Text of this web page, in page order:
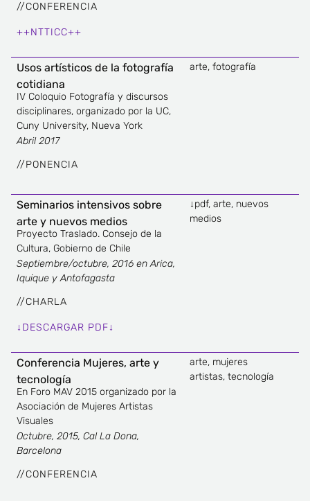
//CONFERENCIA
++NTTICC++
Usos artísticos de la fotografía
cotidiana
IV Coloquio Fotografía y discursos
disciplinares, organizado por la UC,
Cuny University, Nueva York
Abril 2017
//PONENCIA
arte, fotografía
Seminarios intensivos sobre
arte y nuevos medios
Proyecto Traslado. Consejo de la
Cultura, Gobierno de Chile
Septiembre/octubre, 2016 en Arica,
Iquique y Antofagasta
//CHARLA
↓DESCARGAR PDF↓
↓pdf, arte, nuevos
medios
Conferencia Mujeres, arte y
tecnología
En Foro MAV 2015 organizado por la
Asociación de Mujeres Artistas
Visuales
Octubre, 2015, Cal La Dona,
Barcelona
//CONFERENCIA
arte, mujeres
artistas, tecnología